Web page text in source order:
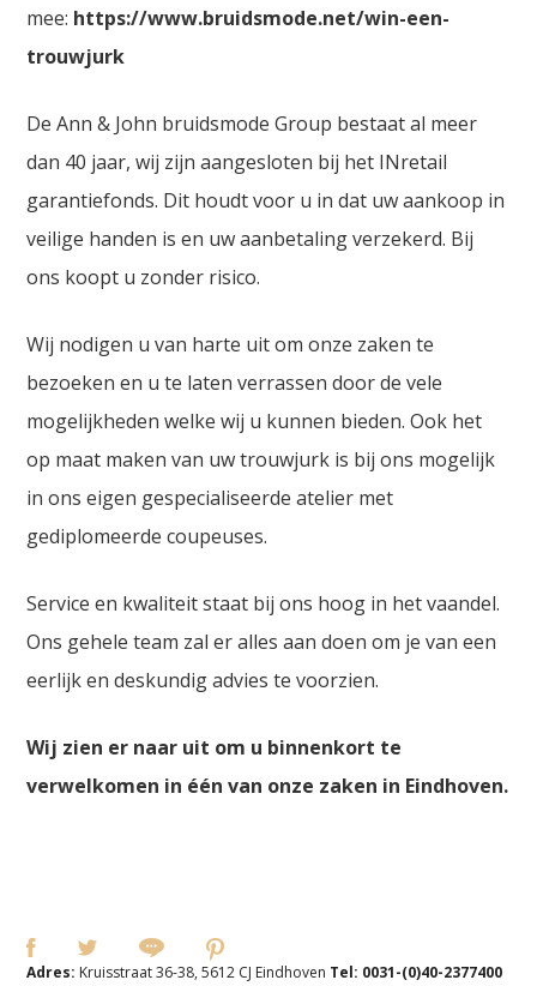
mee: https://www.bruidsmode.net/win-een-
trouwjurk
De Ann & John bruidsmode Group bestaat al meer
dan 40 jaar, wij zijn aangesloten bij het INretail
garantiefonds. Dit houdt voor u in dat uw aankoop in
veilige handen is en uw aanbetaling verzekerd. Bij
ons koopt u zonder risico.
Wij nodigen u van harte uit om onze zaken te
bezoeken en u te laten verrassen door de vele
mogelijkheden welke wij u kunnen bieden. Ook het
op maat maken van uw trouwjurk is bij ons mogelijk
in ons eigen gespecialiseerde atelier met
gediplomeerde coupeuses.
Service en kwaliteit staat bij ons hoog in het vaandel.
Ons gehele team zal er alles aan doen om je van een
eerlijk en deskundig advies te voorzien.
Wij zien er naar uit om u binnenkort te
verwelkomen in één van onze zaken in Eindhoven.
Adres: Kruisstraat 36-38, 5612 CJ Eindhoven Tel: 0031-(0)40-2377400